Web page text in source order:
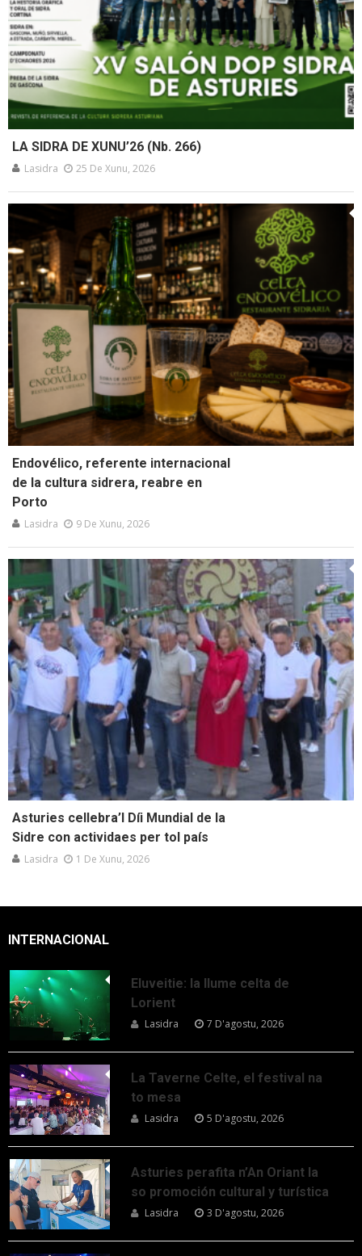
LA SIDRA DE XUNU’26 (Nb. 266)
Lasidra 25 De Xunu, 2026
Endovélico, referente internacional
de la cultura sidrera, reabre en
Porto
Lasidra 9 De Xunu, 2026
Asturies cellebra’l Díi Mundial de la
Sidre con actividaes per tol país
Lasidra 1 De Xunu, 2026
INTERNACIONAL
Eluveitie: la llume celta de
Lorient
Lasidra 7 D'agostu, 2026
La Taverne Celte, el festival na
to mesa
Lasidra 5 D'agostu, 2026
Asturies perafita n’An Oriant la
so promoción cultural y turística
Lasidra 3 D'agostu, 2026